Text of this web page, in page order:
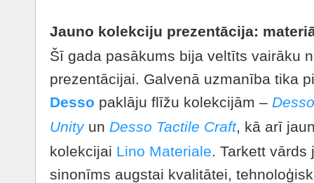
Jauno kolekciju prezentācija:
Šī gada pasākums bija veltīts vairāku
prezentācijai. Galvenā uzmanība tika
Desso paklāju flīžu kolekcijām –
Unityun Desso Tactile Craft, kā arī
kolekcijai Lino Materiale. Tarkett vārds
sinonīms augstai kvalitātei,